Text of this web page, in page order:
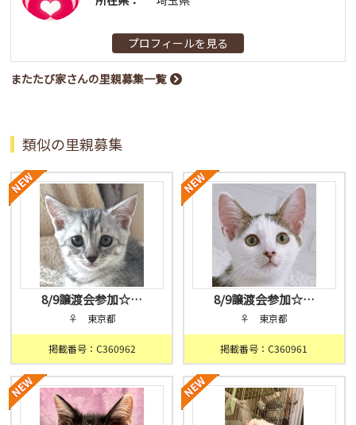
プロフィールを見る
またたび家さんの里親募集一覧
類似の里親募集
8/9譲渡会参加☆…
♀ 東京都
掲載番号：C360962
8/9譲渡会参加☆…
♀ 東京都
掲載番号：C360961